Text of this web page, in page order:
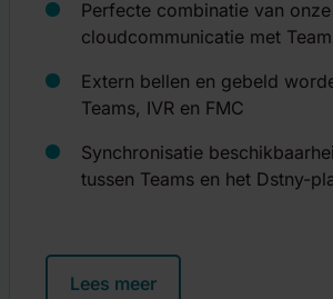
Perfecte combinatie van onze
cloudcommunicatie met
Extern bellen en gebeld
Teams, IVR en FMC
Synchronisatie
tussen Teams en het Dstny-
Lees meer